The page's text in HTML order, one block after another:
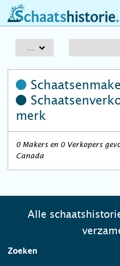
schaatshistorie.nl
merk
0 Makers en 0 Verkopers
Canada
Alle
Zoeken